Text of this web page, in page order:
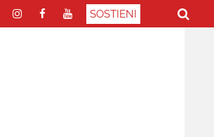
SOSTIENI